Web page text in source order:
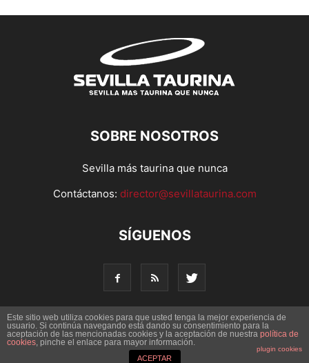
SOBRE NOSOTROS
Sevilla más taurina que nunca
Contáctanos: director@sevillataurina.com
SÍGUENOS
© Copyright 2016 - Sevilla Taurina. Todos los derechos
reservados | Desarrollado por
Este sitio web utiliza cookies para que usted tenga la mejor experiencia de
usuario. Si continúa navegando está dando su consentimiento para la
aceptación de las mencionadas cookies y la aceptación de nuestra política de
cookies, pinche el enlace para mayor información.
plugin cookies
ACEPTAR